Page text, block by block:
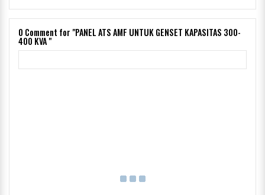
0 Comment for "PANEL ATS AMF UNTUK GENSET KAPASITAS 300-
400 KVA "